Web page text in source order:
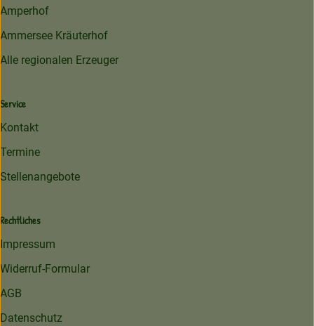
Amperhof
Ammersee Kräuterhof
Alle regionalen Erzeuger
Service
Kontakt
Termine
Stellenangebote
Rechtliches
Impressum
Widerruf-Formular
AGB
Datenschutz